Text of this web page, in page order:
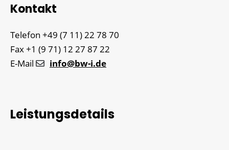
Kontakt
Telefon +49 (7 11) 22 78 70
Fax+1 (9 71) 12 27 87 22
E-Mail
info@bw-i.de
Leistungsdetails